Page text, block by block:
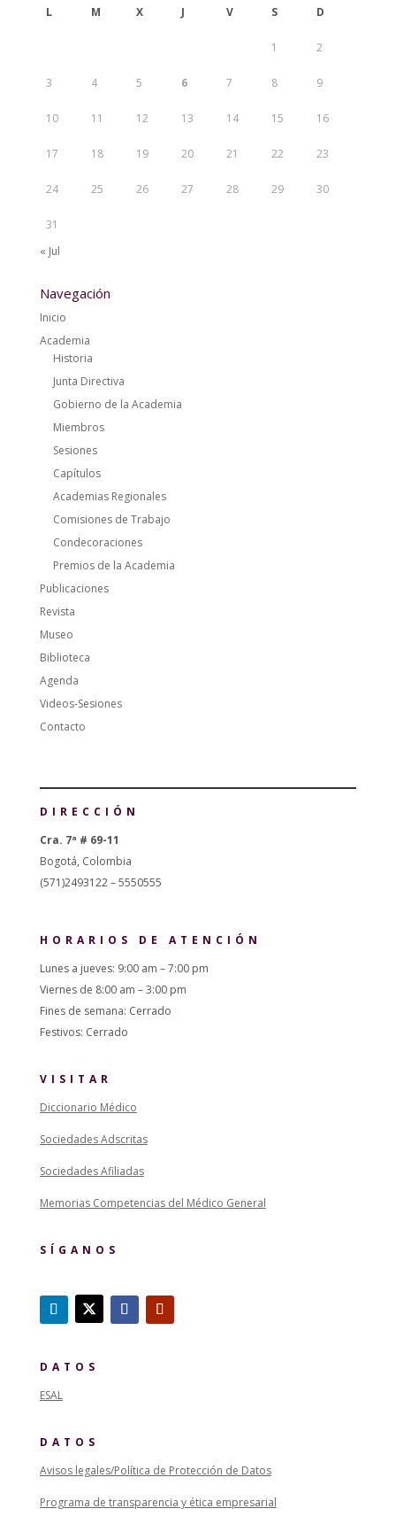
L M X J V S D
1 2
3 4 5 6 7 8 9
10 11 12 13 14 15 16
17 18 19 20 21 22 23
24 25 26 27 28 29 30
31
« Jul
Navegación
Inicio
Academia
Historia
Junta Directiva
Gobierno de la Academia
Miembros
Sesiones
Capítulos
Academias Regionales
Comisiones de Trabajo
Condecoraciones
Premios de la Academia
Publicaciones
Revista
Museo
Biblioteca
Agenda
Videos-Sesiones
Contacto
DIRECCIÓN
Cra. 7ª # 69-11
Bogotá, Colombia
(571)2493122 – 5550555
HORARIOS DE ATENCIÓN
Lunes a jueves: 9:00 am – 7:00 pm
Viernes de 8:00 am – 3:00 pm
Fines de semana: Cerrado
Festivos: Cerrado
VISITAR
Diccionario Médico
Sociedades Adscritas
Sociedades Afiliadas
Memorias Competencias del Médico General
SÍGANOS
DATOS
ESAL
DATOS
Avisos legales/Política de Protección de Datos
Programa de transparencia y ética empresarial